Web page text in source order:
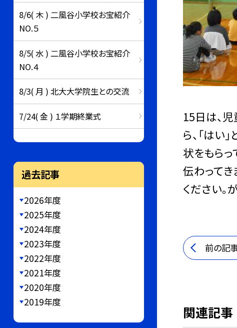
15日は、
ら、「はい
状をもら
伝わってき
ください。
前の記
関連記事
8/6( 木 ) 二風谷小学校お宝紹介
NO.５
8/5( 水 ) 二風谷小学校お宝紹介
NO.４
8/3( 月 ) 北大大学院生との交流
7/24( 金 ) １学期終業式
過去記事
2026年度
2025年度
2024年度
2023年度
2022年度
2021年度
2020年度
2019年度